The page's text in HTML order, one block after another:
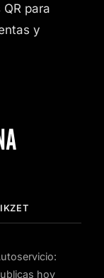
para
y
hoy